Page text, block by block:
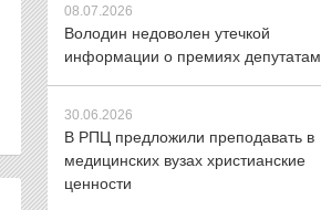
08.07.2026
Володин недоволен утечкой
информации о премиях депутатам
30.06.2026
В РПЦ предложили преподавать в
медицинских вузах христианские
ценности